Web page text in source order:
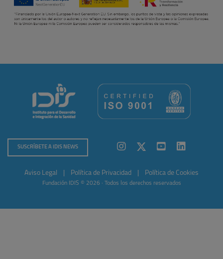
SUSCRÍBETE A IDIS NEWS
Aviso Legal Política de Privacidad Política de Cookies
Fundación IDIS © 2026 · Todos los derechos reservados